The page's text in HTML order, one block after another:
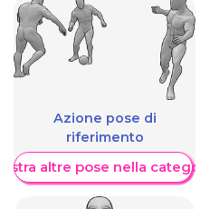
Azione pose di
riferimento
altre pose nella categoria